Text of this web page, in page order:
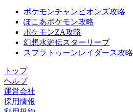
ポケモンチャンピオンズ攻略
ぽこあポケモン攻略
ポケモンZA攻略
幻想水滸伝スターリープ
スプラトゥーンレイダース攻略
トップ
ヘルプ
運営会社
採用情報